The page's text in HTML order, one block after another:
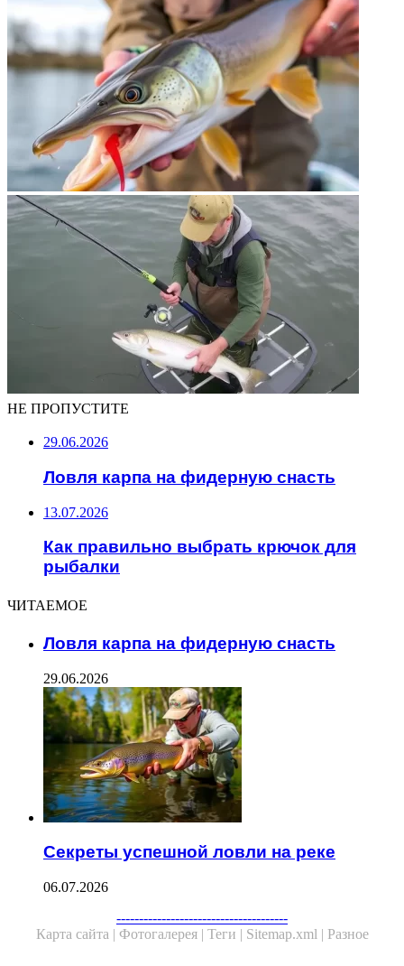
НЕ ПРОПУСТИТЕ
29.06.2026
Ловля карпа на фидерную снасть
13.07.2026
Как правильно выбрать крючок для
рыбалки
ЧИТАЕМОЕ
Ловля карпа на фидерную снасть
29.06.2026
Секреты успешной ловли на реке
06.07.2026
--------------------------------------
Карта сайта | Фотогалерея | Теги | Sitemap.xml | Разное